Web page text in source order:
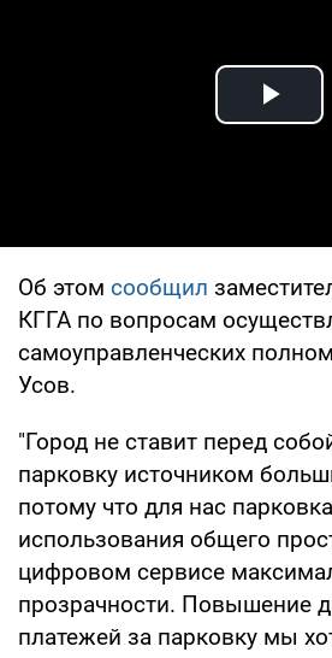
Об этом сообщил
КГГА по вопросам
самоуправленческих
Усов.
"Город не ставит перед
парковку источником
потому что для нас
использования общего
цифровом сервисе
прозрачности. Повышение
платежей за парковку мы